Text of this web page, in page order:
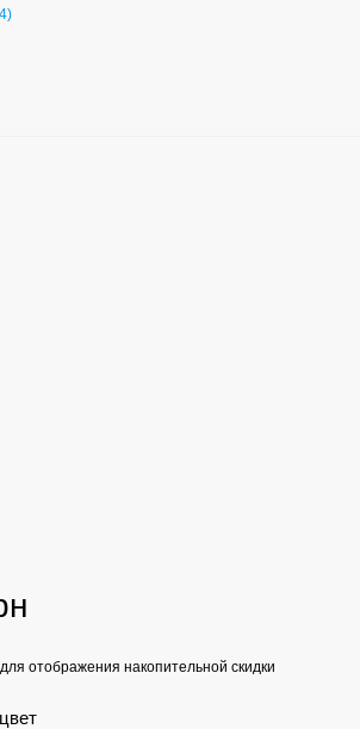
для отображения накопительной скидки